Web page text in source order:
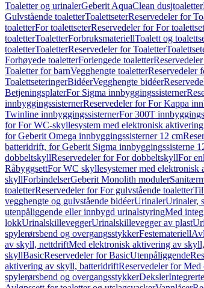
Toaletter og urinalerGeberit AquaClean dusjtoaletter
Gulvstående toaletterToalettseterReservedeler for
toaletterFor toalettseterReservedeler for For
toaletterToaletterForbruksmateriellToalett og
toaletterToaletterReservedeler for Toaletter
Forhøyede toaletterForlengede toaletter
Toaletter for barnVegghengte toaletterReservedeler
ToalettseteringerBidéerVegghengte bidéer
BetjeningsplaterFor Sigma innbyggingssisterner
innbyggingssisternerReservedeler for For Kappa
Twinline innbyggingssisternerFor 300T
for For WC-skyllesystem med elektronisk
for Geberit Omega innbyggingssisterner 12 cm
batteridrift, for Geberit Sigma innbyggingssisterne
dobbeltskyllReservedeler for For dobbeltskyllFor
RåbyggsettFor WC skyllesystemer med elektronisk
skyllForbindelserGeberit Monolith moduler
toaletterReservedeler for For gulvstående toaletter
vegghengte og gulvstående bidéerUrinalerUrinaler,
utenpåliggende eller innbygd urinalstyringMed
lokkUrinalskilleveggerUrinalskillevegger av plast
spylerørsbend og overgangsstykkerFestemateriell
av skyll, nettdriftMed elektronisk aktivering av
skyllBasicReservedeler for BasicUtenpåliggende
aktivering av skyll, batteridriftReservedeler for
spylerørsbend og overgangsstykkerDeksler